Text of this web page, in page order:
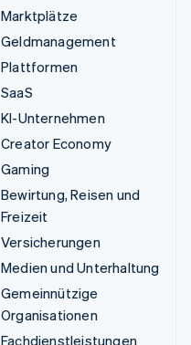
Marktplätze
Geldmanagement
Plattformen
SaaS
KI-Unternehmen
Creator Economy
Gaming
Bewirtung, Reisen und
Freizeit
Versicherungen
Medien und Unterhaltung
Gemeinnützige
Organisationen
Fachdienstleistungen